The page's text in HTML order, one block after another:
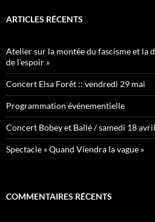
ARTICLES RÉCENTS
Atelier sur la montée du fascisme et la
de l’espoir »
Concert Elsa Forêt :: vendredi 29 mai
Programmation événementielle
Concert Bobey et Ballé / samedi 18 avril
Spectacle « Quand Viendra la vague »
COMMENTAIRES RÉCENTS